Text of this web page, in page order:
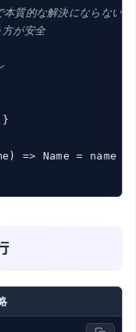
的な解決にならない
が安全
)
=> Name = name